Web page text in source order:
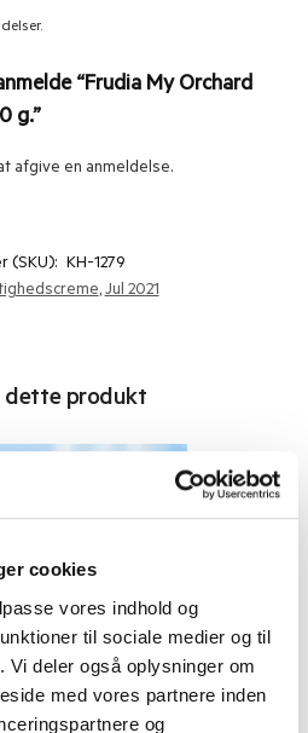
cookies
vores indhold og
til sociale medier og til
deler også oplysninger om
med vores partnere inden
og
“Frudia My Orchard
g.”
afgive en anmeldelse.
(SKU): KH-1279
,Jul 2021
dette produkt